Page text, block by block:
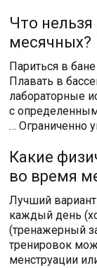
Что
месячных?
Париться в
Плавать в
лабораторные
с
… Ограниченно
Какие
во время
Лучший
каждый день
(тренажерный
тренировок
менструации